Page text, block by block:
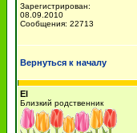
Зарегистрирован:
08.09.2010
Сообщения: 22713
Вернуться к началу
El
Близкий родственник